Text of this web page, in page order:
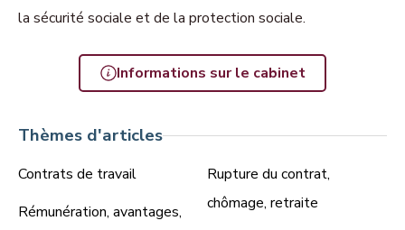
la sécurité sociale et de la protection sociale.
Informations sur le cabinet
Thèmes d'articles
Contrats de travail
Rémunération, avantages,
Rupture du contrat,
chômage, retraite